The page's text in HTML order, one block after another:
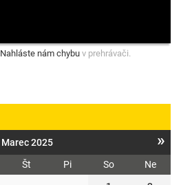
Nahláste nám chybu v prehrávači.
Marec 2025 »
Št Pi So
Ne